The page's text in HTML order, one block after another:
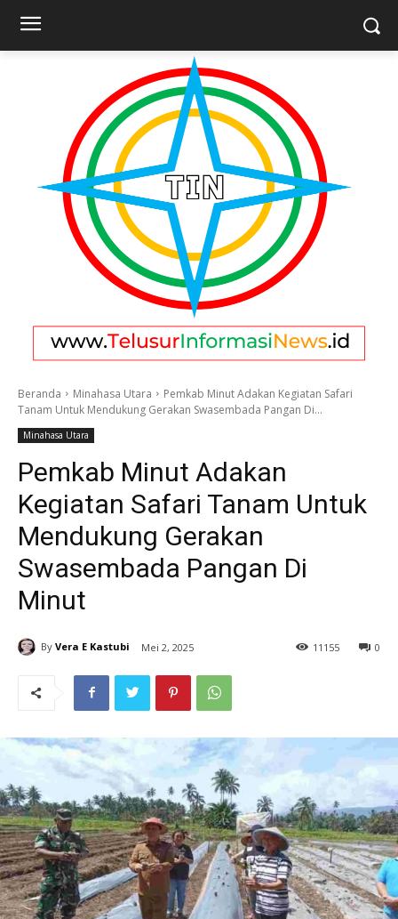
Beranda Minahasa Utara
Pemkab Minut Adakan Kegiatan Safari
Tanam Untuk Mendukung Gerakan Swasembada Pangan Di...
Minahasa Utara
Pemkab Minut Adakan
Kegiatan Safari Tanam Untuk
Mendukung Gerakan
Swasembada Pangan Di
Minut
By Vera E Kastubi Mei 2, 2025 0
11 155